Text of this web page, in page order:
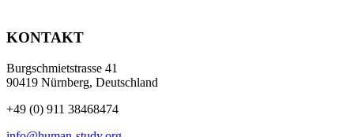
KONTAKT
Burgschmietstrasse 41
90419 Nürnberg, Deutschland
+49 (0) 911 38468474